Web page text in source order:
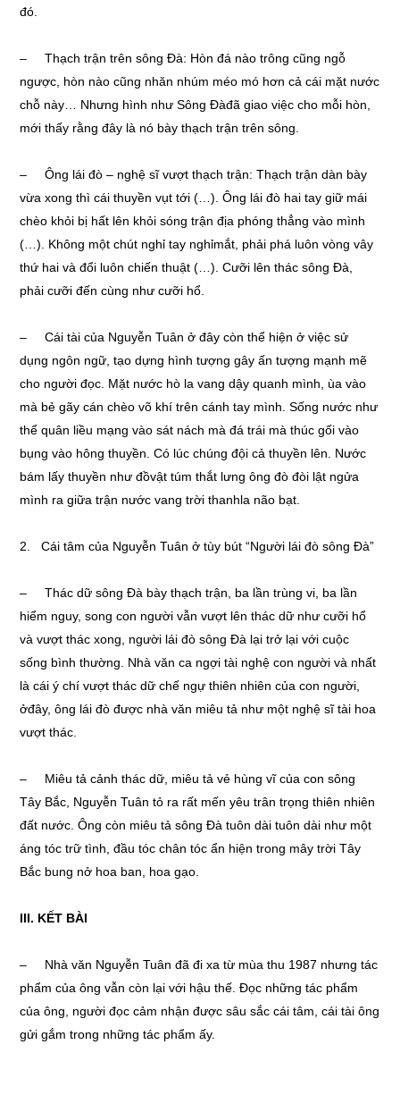
đó.
– Thạch trận trên sông Đà: Hòn đá nào trông cũng ngỗ
ngược, hòn nào cũng nhăn nhúm méo mó hơn cả cái mặt nước
chỗ này… Nhưng hình như Sông Đàđã giao việc cho mỗi hòn,
mới thấy rằng đây là nó bày thạch trận trên sông.
– Ông lái đò – nghệ sĩ vượt thạch trận: Thạch trận dàn bày
vừa xong thì cái thuyền vụt tới (…). Ông lái đò hai tay giữ mái
chèo khỏi bị hất lên khỏi sóng trận địa phóng thẳng vào mình
(…). Không một chút nghỉ tay nghỉmắt, phải phá luôn vòng vây
thứ hai và đổi luôn chiến thuật (…). Cưỡi lên thác sông Đà,
phải cưỡi đến cùng như cưỡi hổ.
– Cái tài của Nguyễn Tuân ở đây còn thể hiện ở việc sử
dụng ngôn ngữ, tạo dựng hình tượng gây ấn tượng mạnh mẽ
cho người đọc. Mặt nước hò la vang dậy quanh mình, ùa vào
mà bẻ gãy cán chèo võ khí trên cánh tay mình. Sống nước như
thể quân liều mạng vào sát nách mà đá trái mà thúc gối vào
bụng vào hông thuyền. Có lúc chúng đội cả thuyền lên. Nước
bám lấy thuyền như đồvật túm thắt lưng ông đò đòi lật ngửa
mình ra giữa trận nước vang trời thanhla não bạt.
2. Cái tâm của Nguyễn Tuân ở tùy bút “Người lái đò sông Đà”
– Thác dữ sông Đà bày thạch trận, ba lần trùng vi, ba lần
hiểm nguy, song con người vẫn vượt lên thác dữ như cưỡi hổ
và vượt thác xong, người lái đò sông Đà lại trở lại với cuộc
sống bình thường. Nhà văn ca ngợi tài nghệ con người và nhất
là cái ý chí vượt thác dữ chế ngự thiên nhiên của con người,
ởđây, ông lái đò được nhà văn miêu tả như một nghệ sĩ tài hoa
vượt thác.
– Miêu tả cảnh thác dữ, miêu tả vẻ hùng vĩ của con sông
Tây Bắc, Nguyễn Tuân tỏ ra rất mến yêu trân trọng thiên nhiên
đất nước. Ông còn miêu tả sông Đà tuôn dài tuôn dài như một
áng tóc trữ tình, đầu tóc chân tóc ẩn hiện trong mây trời Tây
Bắc bung nở hoa ban, hoa gạo.
III. KẾT BÀI
– Nhà văn Nguyễn Tuân đã đi xa từ mùa thu 1987 nhưng tác
phẩm của ông vẫn còn lại với hậu thế. Đọc những tác phẩm
của ông, người đọc cảm nhận được sâu sắc cái tâm, cái tài ông
gửi gắm trong những tác phẩm ấy.